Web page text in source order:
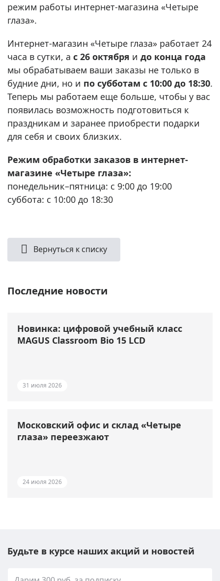
режим работы интернет-магазина «Четыре
глаза».
Интернет-магазин «Четыре глаза» работает 24
часа в сутки, а с 26 октября и до конца года
мы обрабатываем ваши заказы не только в
будние дни, но и по субботам с 10:00 до 18:30.
Теперь мы работаем еще больше, чтобы у вас
появилась возможность подготовиться к
праздникам и заранее приобрести подарки
для себя и своих близких.
Режим обработки заказов в интернет-
магазине «Четыре глаза»:
понедельник–пятница: с 9:00 до 19:00
суббота: с 10:00 до 18:30
Вернуться к списку
Последние новости
Новинка: цифровой учебный класс
MAGUS Classroom Bio 15 LCD
31 июля 2026
Московский офис и склад «Четыре
глаза» переезжают
24 июля 2026
Будьте в курсе наших акций и новостей